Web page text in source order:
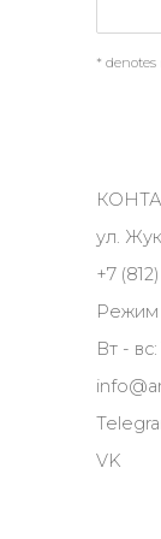
*
ул.
+7
Режим
Вт -
VK